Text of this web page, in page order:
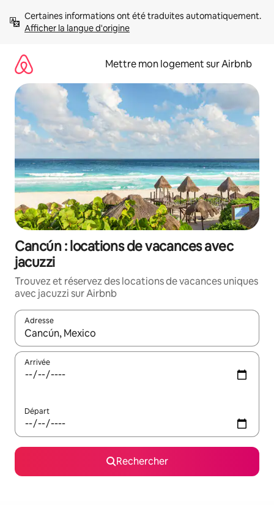
directement
Afficher la langue d'origine
Mettre mon logement sur Airbnb
Cancún : locations de vacances avec
jacuzzi
Trouvez et réservez des locations de vacances uniques
avec jacuzzi sur Airbnb
Adresse
Lorsque les résultats s'affichent, utilisez les flèches vers le
Arrivée
Départ
Rechercher